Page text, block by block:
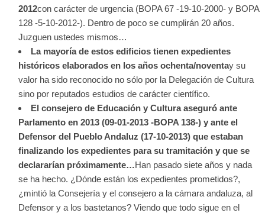
2012con carácter de urgencia (BOPA 67 -19-10-2000- y BOPA
128 -5-10-2012-). Dentro de poco se cumplirán 20 años.
Juzguen ustedes mismos…
La mayoría de estos edificios tienen expedientes
históricos elaborados en los años ochenta/noventay su
valor ha sido reconocido no sólo por la Delegación de Cultura
sino por reputados estudios de carácter científico.
El consejero de Educación y Cultura aseguró ante
Parlamento en 2013 (09-01-2013 -BOPA 138-) y ante el
Defensor del Pueblo Andaluz (17-10-2013) que estaban
finalizando los expedientes para su tramitación y que se
declararían próximamente…Han pasado siete años y nada
se ha hecho. ¿Dónde están los expedientes prometidos?,
¿mintió la Consejería y el consejero a la cámara andaluza, al
Defensor y a los bastetanos? Viendo que todo sigue en el